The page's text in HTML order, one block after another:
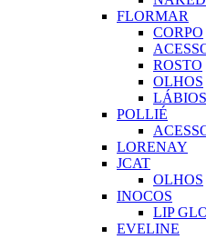
FLORMAR
CORPO
ROSTO
OLHOS
LÁBIOS
POLLIÉ
LORENAY
JCAT
OLHOS
INOCOS
LIP
EVELINE